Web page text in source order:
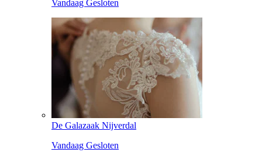
Vandaag Gesloten
De Galazaak Nijverdal
Vandaag Gesloten